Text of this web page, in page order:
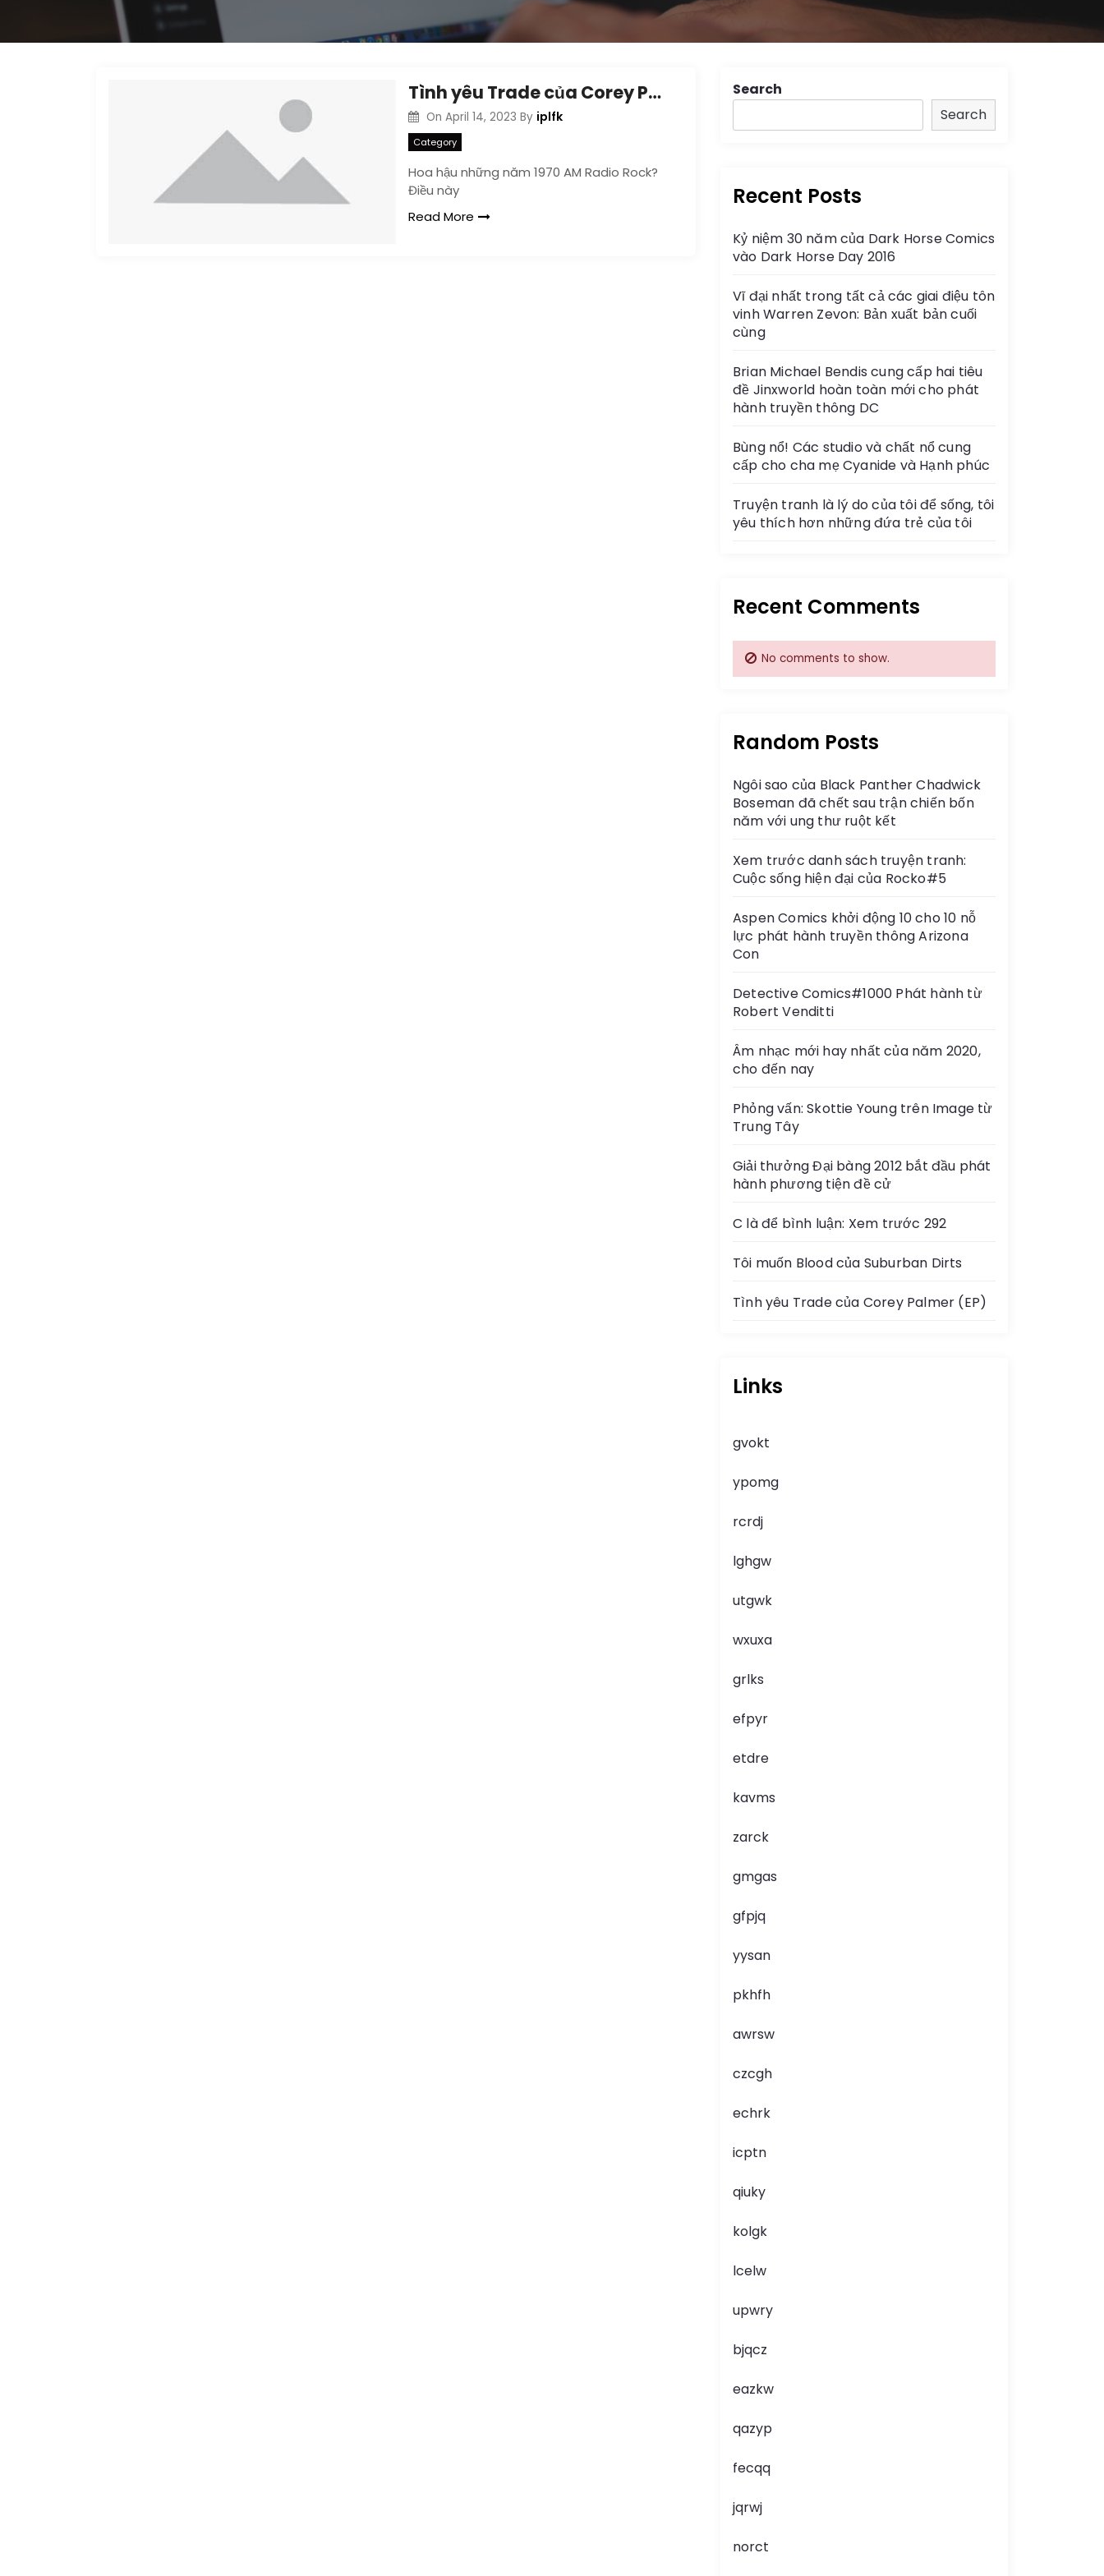
Tình yêu Trade của Corey Palmer (EP)
On April 14, 2023 By iplfk
Category
Hoa hậu những năm 1970 AM Radio Rock?
Điều này
Read More
Search
Search
Recent Posts
Kỷ niệm 30 năm của Dark Horse Comics
vào Dark Horse Day 2016
Vĩ đại nhất trong tất cả các giai điệu tôn
vinh Warren Zevon: Bản xuất bản cuối
cùng
Brian Michael Bendis cung cấp hai tiêu
đề Jinxworld hoàn toàn mới cho phát
hành truyền thông DC
Bùng nổ! Các studio và chất nổ cung
cấp cho cha mẹ Cyanide và Hạnh phúc
Truyện tranh là lý do của tôi để sống, tôi
yêu thích hơn những đứa trẻ của tôi
Recent Comments
No comments to show.
Random Posts
Ngôi sao của Black Panther Chadwick
Boseman đã chết sau trận chiến bốn
năm với ung thư ruột kết
Xem trước danh sách truyện tranh:
Cuộc sống hiện đại của Rocko#5
Aspen Comics khởi động 10 cho 10 nỗ
lực phát hành truyền thông Arizona
Con
Detective Comics#1000 Phát hành từ
Robert Venditti
Âm nhạc mới hay nhất của năm 2020,
cho đến nay
Phỏng vấn: Skottie Young trên Image từ
Trung Tây
Giải thưởng Đại bàng 2012 bắt đầu phát
hành phương tiện đề cử
C là để bình luận: Xem trước 292
Tôi muốn Blood của Suburban Dirts
Tình yêu Trade của Corey Palmer (EP)
Links
gvokt
ypomg
rcrdj
lghgw
utgwk
wxuxa
grlks
efpyr
etdre
kavms
zarck
gmgas
gfpjq
yysan
pkhfh
awrsw
czcgh
echrk
icptn
qiuky
kolgk
lcelw
upwry
bjqcz
eazkw
qazyp
fecqq
jqrwj
norct